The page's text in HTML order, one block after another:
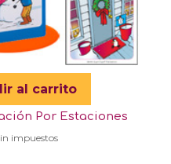
al carrito
Por Estaciones
impuestos